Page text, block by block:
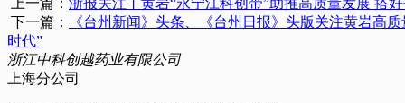
上一篇： 浙报关注丨黄岩“永宁江科创带”助推高质量发展 搭
下一篇：
《台州新闻》头条、《台州日报》头版关注黄岩高
时代”
浙江中科创越药业有限公司
上海分公司